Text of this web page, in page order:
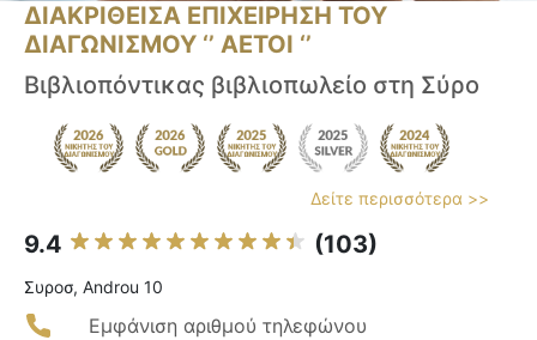
ΔΙΑΚΡΙΘΕΙΣΑ ΕΠΙΧΕΙΡΗΣΗ ΤΟΥ
ΔΙΑΓΩΝΙΣΜΟΥ ‘’ ΑΕΤΟΙ ‘’
Βιβλιοπόντικας βιβλιοπωλείο στη Σύρο
Δείτε περισσότερα >>
9.4 (103)
Συροσ, Androu 10
Εμφάνιση αριθμού τηλεφώνου